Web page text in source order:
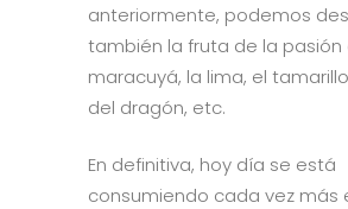
anteriormente, podemos
también la fruta de la pasión
maracuyá, la lima, el
del dragón, etc.
En definitiva, hoy día se está
consumiendo cada vez más